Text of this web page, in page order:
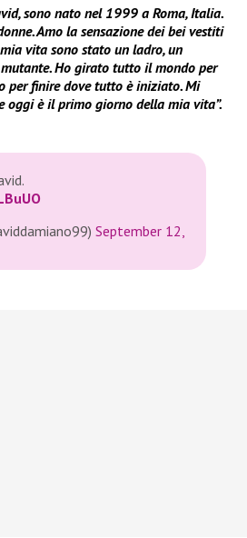
sono nato nel 1999 a Roma, Italia.
Amo la sensazione dei bei vestiti
vita sono stato un ladro, un
Ho girato tutto il mondo per
per finire dove tutto è iniziato. Mi
oggi è il primo giorno della mia vita”.
September 12,